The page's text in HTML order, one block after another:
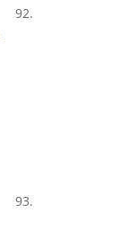
92.
93.